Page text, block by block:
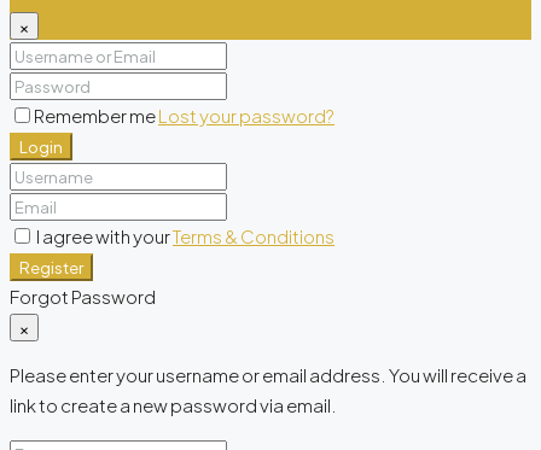
×
Remember meLost your password?
Login
I agree with yourTerms & Conditions
Register
Forgot Password
×
Please enter your username or email address. You will receive a
link to create a new password via email.